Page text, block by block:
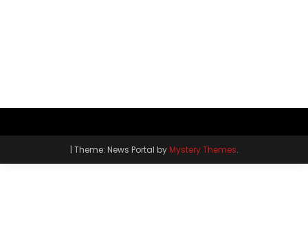
| Theme: News Portal byMystery Themes.